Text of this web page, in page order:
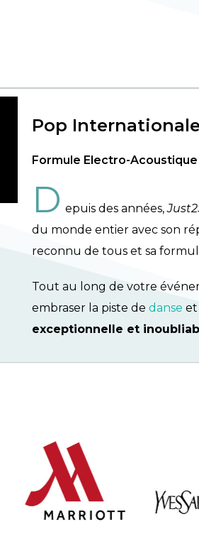
Pop Internationale
Formule Electro-Acoustique
D epuis des années,
du monde entier avec son
reconnu de tous et sa
Tout au long de votre
embraser la piste de danse et
exceptionnelle et